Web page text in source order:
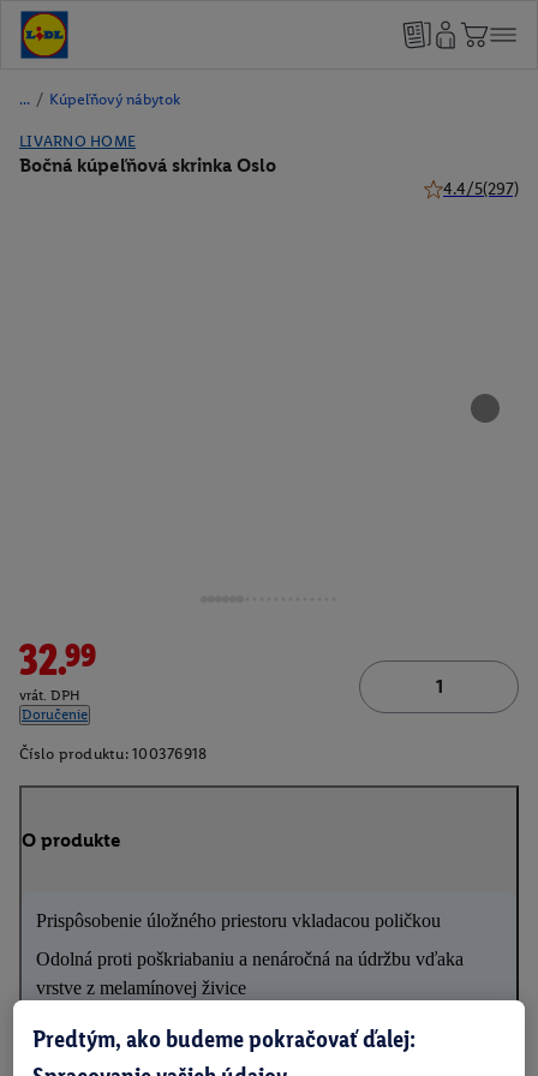
/ Kúpeľňový nábytok
LIVARNO HOME
Bočná kúpeľňová skrinka Oslo
4.4/5(297)
32.99
vrát. DPH
Doručenie
Číslo produktu: 100376918
O produkte
Prispôsobenie úložného priestoru vkladacou poličkou
Odolná proti poškriabaniu a nenáročná na údržbu vďaka
vrstve z melamínovej živice
Predtým, ako budeme pokračovať ďalej: